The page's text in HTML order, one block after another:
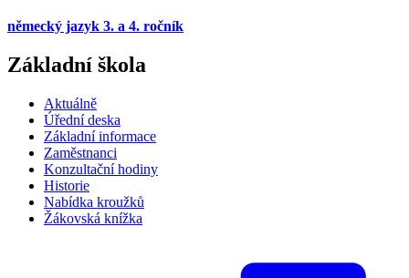
německý jazyk 3. a 4. ročník
Základní škola
Aktuálně
Úřední deska
Základní informace
Zaměstnanci
Konzultační hodiny
Historie
Nabídka kroužků
Žákovská knížka